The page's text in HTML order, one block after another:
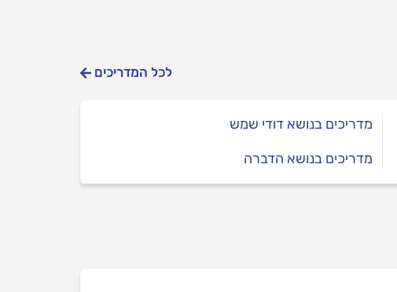
לכל המדריכים
מדריכים בנושא דודי שמש
מדריכים בנושא הדברה